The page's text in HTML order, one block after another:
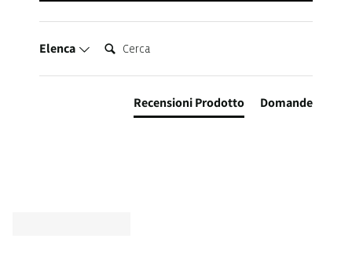
Elenca Cerca:
Recensioni Prodotto Domande